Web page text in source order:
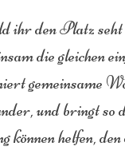
ihr den Platz
die gleichen
gemeinsame
und bringt
können helfen,